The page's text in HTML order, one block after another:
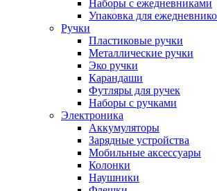
Наборы с ежедневниками
Упаковка для
Ручки
Пластиковые ручки
Металлические ручки
Эко ручки
Карандаши
Футляры для ручек
Наборы с ручками
Электроника
Аккумуляторы
Зарядные устройства
Мобильные аксессуары
Колонки
Наушники